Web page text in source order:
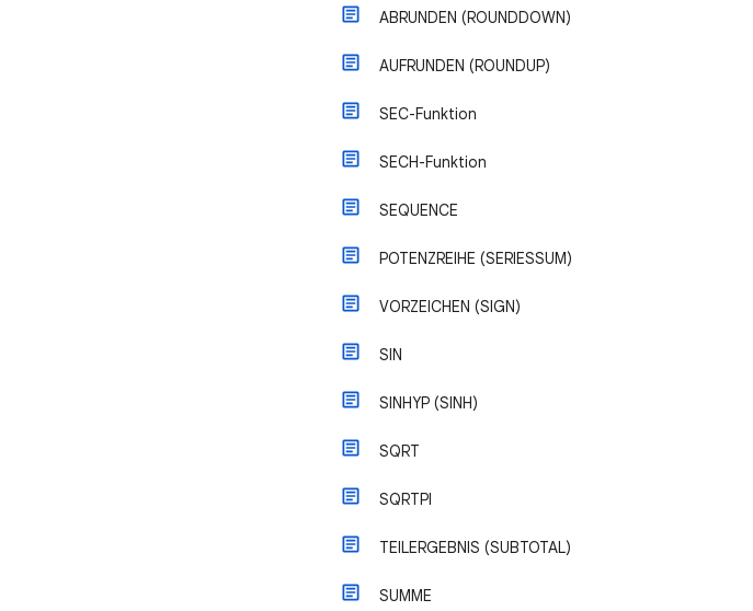
ABRUNDEN (ROUNDDOWN)
AUFRUNDEN (ROUNDUP)
SEC-Funktion
SECH-Funktion
SEQUENCE
POTENZREIHE (SERIESSUM)
VORZEICHEN (SIGN)
SIN
SINHYP (SINH)
SQRT
SQRTPI
TEILERGEBNIS (SUBTOTAL)
SUMME